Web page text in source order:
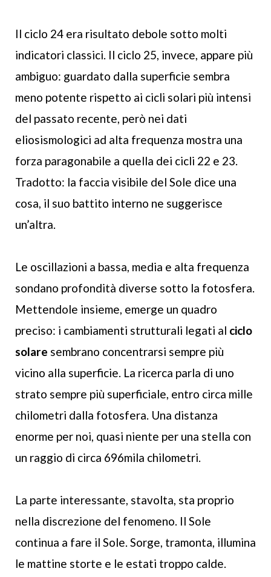
Il ciclo 24 era risultato debole sotto molti
indicatori classici. Il ciclo 25, invece, appare più
ambiguo: guardato dalla superficie sembra
meno potente rispetto ai cicli solari più intensi
del passato recente, però nei dati
eliosismologici ad alta frequenza mostra una
forza paragonabile a quella dei cicli 22 e 23.
Tradotto: la faccia visibile del Sole dice una
cosa, il suo battito interno ne suggerisce
un’altra.
Le oscillazioni a bassa, media e alta frequenza
sondano profondità diverse sotto la fotosfera.
Mettendole insieme, emerge un quadro
preciso: i cambiamenti strutturali legati al ciclo
solare sembrano concentrarsi sempre più
vicino alla superficie. La ricerca parla di uno
strato sempre più superficiale, entro circa mille
chilometri dalla fotosfera. Una distanza
enorme per noi, quasi niente per una stella con
un raggio di circa 696mila chilometri.
La parte interessante, stavolta, sta proprio
nella discrezione del fenomeno. Il Sole
continua a fare il Sole. Sorge, tramonta, illumina
le mattine storte e le estati troppo calde.